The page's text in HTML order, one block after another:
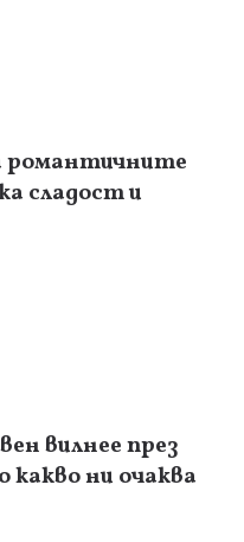
романтичните
сладост и
вилнее през
какво ни очаква